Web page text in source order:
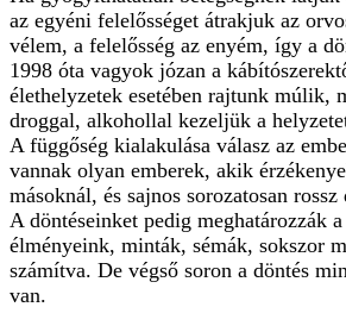
az egyéni felelősséget átrakjuk az
vélem, a felelősség az enyém, így a
1998 óta vagyok józan a
élethelyzetek esetében rajtunk mú­lik,
droggal, alkohollal kezeljük a
A függőség kialakulása válasz az
vannak olyan emberek, akik
másoknál, és sajnos sorozatosan
A döntéseinket pedig meghatározzák
élményeink, minták, sémák, sokszor
számítva. De végső soron a döntés
van.